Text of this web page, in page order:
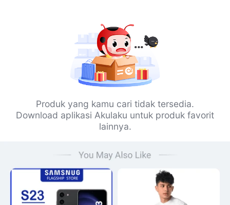
Produk yang kamu cari tidak tersedia.
Download aplikasi Akulaku untuk produk favorit
lainnya.